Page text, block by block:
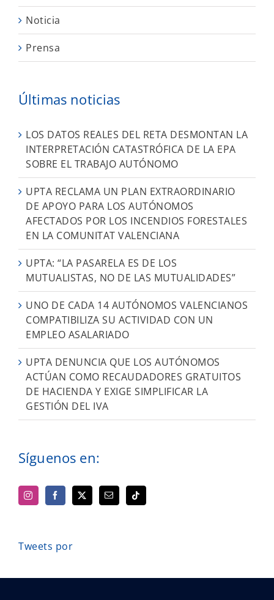
Noticia
Prensa
Últimas noticias
LOS DATOS REALES DEL RETA DESMONTAN LA
INTERPRETACIÓN CATASTRÓFICA DE LA EPA
SOBRE EL TRABAJO AUTÓNOMO
UPTA RECLAMA UN PLAN EXTRAORDINARIO
DE APOYO PARA LOS AUTÓNOMOS
AFECTADOS POR LOS INCENDIOS FORESTALES
EN LA COMUNITAT VALENCIANA
UPTA: “LA PASARELA ES DE LOS
MUTUALISTAS, NO DE LAS MUTUALIDADES”
UNO DE CADA 14 AUTÓNOMOS VALENCIANOS
COMPATIBILIZA SU ACTIVIDAD CON UN
EMPLEO ASALARIADO
UPTA DENUNCIA QUE LOS AUTÓNOMOS
ACTÚAN COMO RECAUDADORES GRATUITOS
DE HACIENDA Y EXIGE SIMPLIFICAR LA
GESTIÓN DEL IVA
Síguenos en:
Tweets por